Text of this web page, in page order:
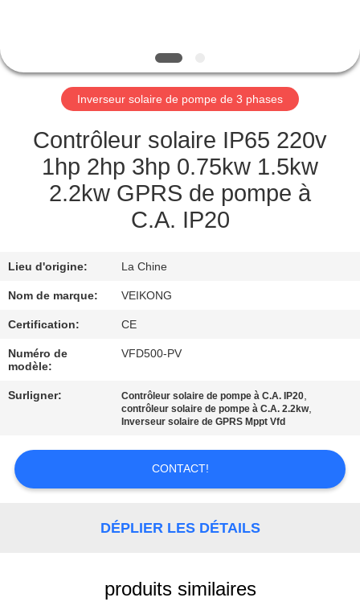
L'USINE
CONTRÔLE
QUALITÉ
CONTACTER
DEMANDEZ
UNE
CITATION
DU
SITE
POLITIQUE
Inverseur solaire de pompe de 3 phases
Contrôleur solaire IP65 220v
1hp 2hp 3hp 0.75kw 1.5kw
2.2kw GPRS de pompe à
C.A. IP20
Lieu d'origine: La Chine
Nom de marque: VEIKONG
Certification: CE
Numéro de
modèle:
VFD500-PV
Surligner: Contrôleur solaire de pompe à C.A. IP20,
contrôleur solaire de pompe à C.A. 2.2kw,
Inverseur solaire de GPRS Mppt Vfd
CONTACT!
DÉPLIER LES DÉTAILS
produits similaires